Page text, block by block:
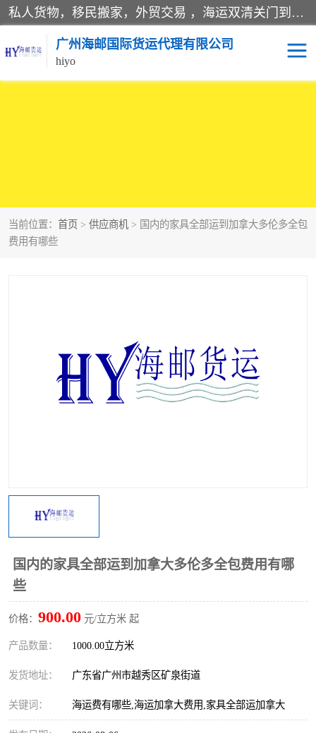
私人货物，移民搬家，外贸交易 ，海运双清关门到门运输一条龙服务。
广州海邮国际货运代理有限公司
hiyo
当前位置： 首页 > 供应商机 > 国内的家具全部运到加拿大多伦多全包
费用有哪些
国内的家具全部运到加拿大多伦多全包费用有哪
些
价格： 900.00 元/立方米 起
产品数量： 1000.00立方米
发货地址： 广东省广州市越秀区矿泉街道
关键词： 海运费有哪些,海运加拿大费用,家具全部运加拿大